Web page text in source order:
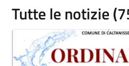
Tutte le notizie